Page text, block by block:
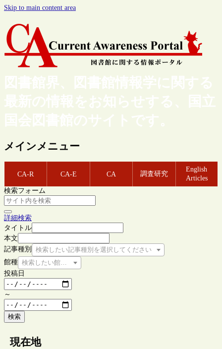
Skip to main content area
図書館界、図書館情報学に関する
最新の情報をお知らせする、国立
国会図書館のサイトです。
メインメニュー
CA-R CA-E CA 調査研究
English
Articles
検索フォーム
詳細検索
タイトル
本文
記事種別
検索したい記事種別を選択してください
館種 検索したい館種を選択してください
投稿日
～
検索
現在地